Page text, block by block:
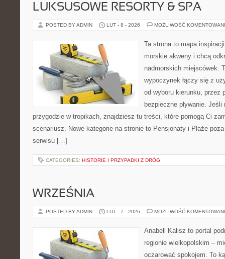
LUKSUSOWE RESORTY & SPA
POSTED BY ADMIN LUT - 8 - 2026 MOŻLIWOŚĆ
Ta strona to mapa
morskie akweny i chcą
nadmorskich miejscówek.
wypoczynek łączy się z
od wyboru kierunku, przez
bezpieczne pływanie.
przygodzie w tropikach, znajdziesz tu treści, które pomogą Ci
scenariusz. Nowe kategorie na stronie to Pensjonaty i Plaże poza
serwisu […]
CATEGORIES: HISTORIE I PRZYPADKI Z DRÓG
WRZEŚNIA
POSTED BY ADMIN LUT - 7 - 2026 MOŻLIWOŚĆ
Anabell Kalisz to portal
regionie wielkopolskim –
oczarować spokojem. To